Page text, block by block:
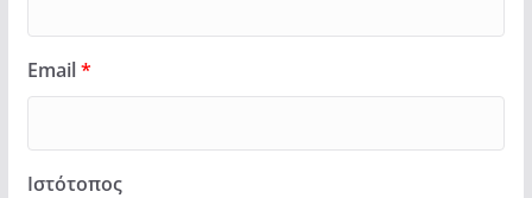
Email*
Ιστότοπος